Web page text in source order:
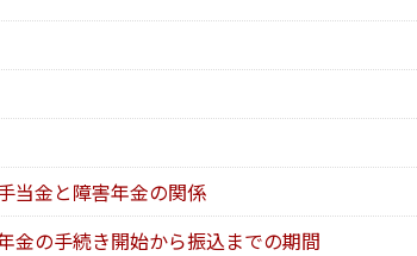
当金と障害年金の関係
金の手続き開始から振込までの期間